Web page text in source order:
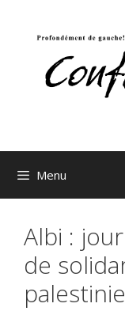
Menu
Albi :
de